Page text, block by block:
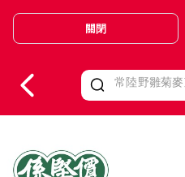
Valid Until 30 June 2026
關閉